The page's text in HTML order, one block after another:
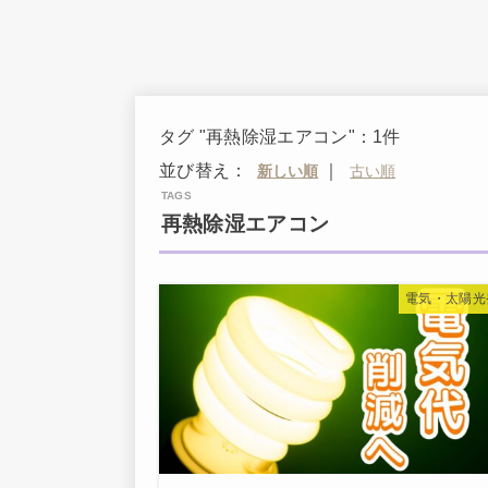
タグ "再熱除湿エアコン"：1件
並び替え：
｜
再熱除湿エアコン
電気・太陽